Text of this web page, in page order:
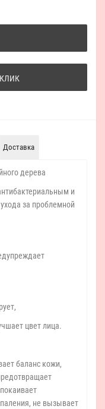
Доставка
дерева
и
за проблемной
цвет лица.
баланс кожи,
не вызывает